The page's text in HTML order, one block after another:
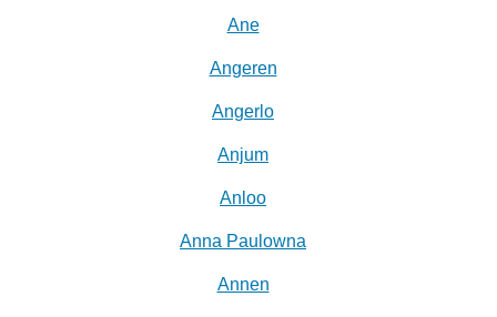
Ane
Angeren
Angerlo
Anjum
Anloo
Anna Paulowna
Annen